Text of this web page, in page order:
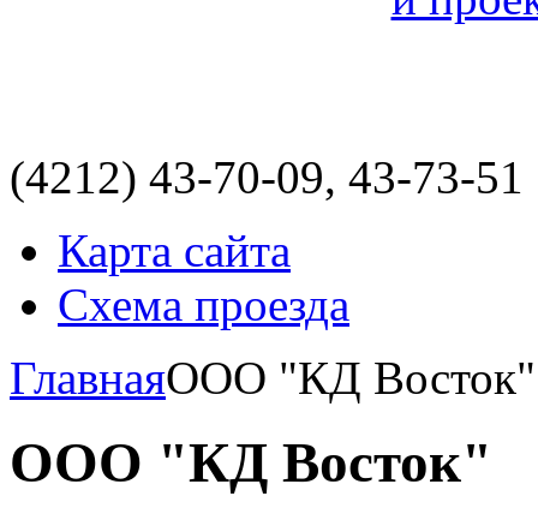
(4212) 43-70-09, 43-73-51
Карта сайта
Схема проезда
ГлавнаяООО "КД Восток"
ООО "КД Восток"